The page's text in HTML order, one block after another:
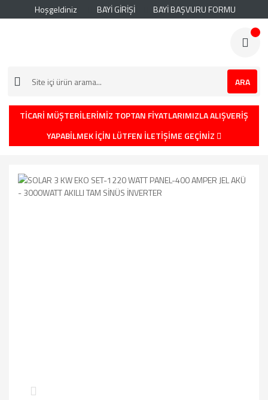
Hoşgeldiniz BAYİ GİRİŞİ BAYİ BAŞVURU FORMU
ARA
TİCARİ MÜŞTERİLERİMİZ TOPTAN FİYATLARIMIZLA ALIŞVERİŞ
YAPABİLMEK İÇİN LÜTFEN İLETİŞİME GEÇİNİZ